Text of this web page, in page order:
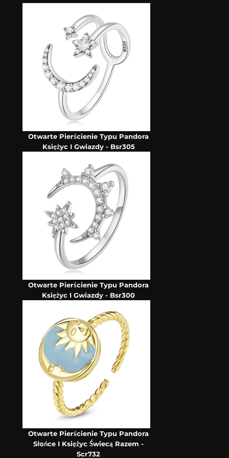
Otwarte Pierścienie Typu Pandora
Księżyc I Gwiazdy - Bsr305
Otwarte Pierścienie Typu Pandora
Księżyc I Gwiazdy - Bsr300
Otwarte Pierścienie Typu Pandora
Słońce I Księżyc Świecą Razem -
Scr732